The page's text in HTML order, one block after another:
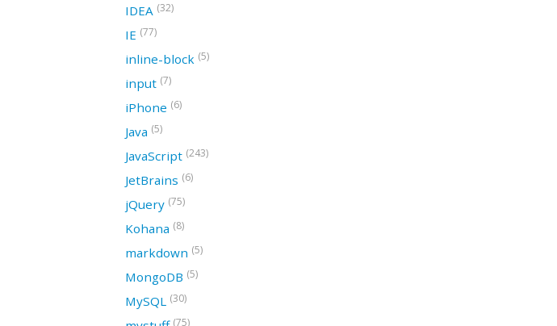
IDEA (32)
IE (77)
inline-block (5)
input (7)
iPhone (6)
Java (5)
JavaScript (243)
JetBrains (6)
jQuery (75)
Kohana (8)
markdown (5)
MongoDB (5)
MySQL (30)
(75)